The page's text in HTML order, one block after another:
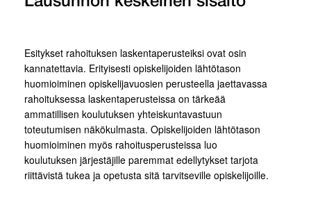
Esitykset rahoituksen laskentaperusteiksi ovat osin
kannatettavia. Erityisesti opiskelijoiden lähtötason
huomioiminen opiskelijavuosien perusteella jaettavassa
rahoituksessa laskentaperusteissa on tärkeää
ammatillisen koulutuksen yhteiskuntavastuun
toteutumisen näkökulmasta. Opiskelijoiden lähtötason
huomioiminen myös rahoitusperusteissa luo
koulutuksen järjestäjille paremmat edellytykset tarjota
riittävistä tukea ja opetusta sitä tarvitseville opiskelijoille.